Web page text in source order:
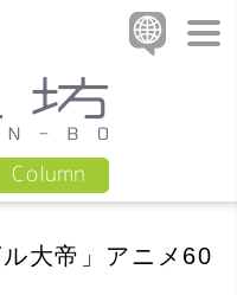
Column
大帝」アニメ60